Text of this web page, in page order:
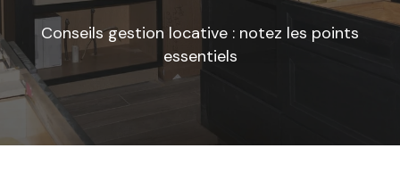
Conseils gestion locative : notez les points
essentiels